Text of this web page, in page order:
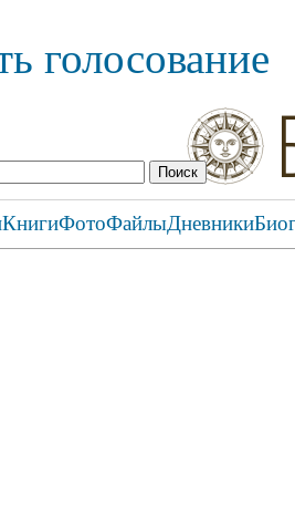
голосование
КнигиФотоФайлыДневники